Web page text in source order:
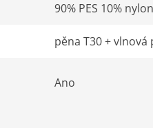
90% PES 10% nylon
pěna T30 + vlnová
Ano